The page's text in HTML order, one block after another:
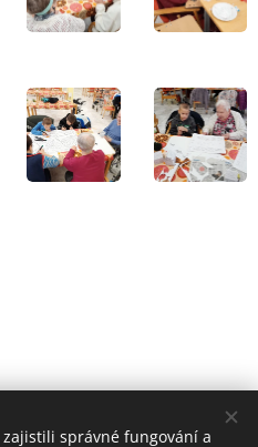
zajistili správné fungování a